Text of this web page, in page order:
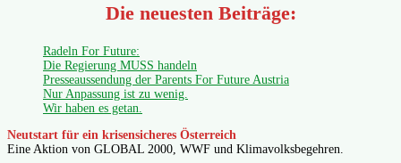
Die neuesten Beiträge:
Radeln For Future:
Die Regierung MUSS handeln
Presseaussendung der Parents For Future Austria
Nur Anpassung ist zu wenig.
Wir haben es getan.
Neutstart für ein krisensicheres Österreich
Eine Aktion von GLOBAL 2000, WWF und Klimavolksbegehren.